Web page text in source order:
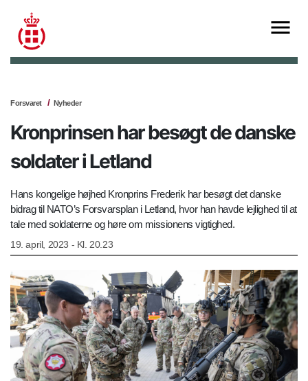
Forsvaret Nyheder
Kronprinsen har besøgt de danske
soldater i Letland
Hans kongelige højhed Kronprins Frederik har besøgt det danske
bidrag til NATO’s Forsvarsplan i Letland, hvor han havde lejlighed til at
tale med soldaterne og høre om missionens vigtighed.
19. april, 2023 - Kl. 20.23